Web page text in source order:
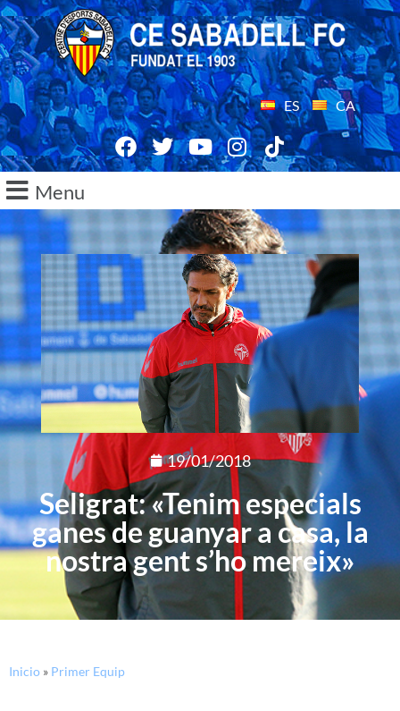
ES CA
Menu
19/01/2018
Seligrat: «Tenim especials
ganes de guanyar a casa, la
nostra gent s’ho mereix»
Inicio » Primer Equip